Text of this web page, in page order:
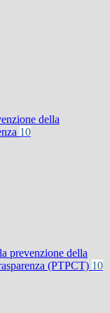
della
10
prevenzione della
(PTPCT) 10